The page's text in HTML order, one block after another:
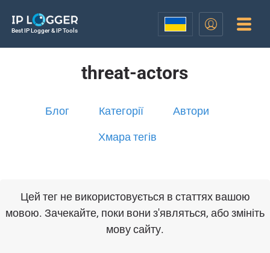
Best IP Logger & IP Tools
threat-actors
Блог Категорії Автори
Хмара тегів